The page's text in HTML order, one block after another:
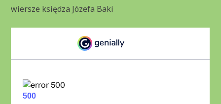
wiersze księdza Józefa Baki